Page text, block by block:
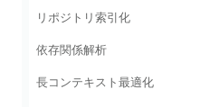
リポジトリ索引化
依存関係解析
長コンテキスト最適化